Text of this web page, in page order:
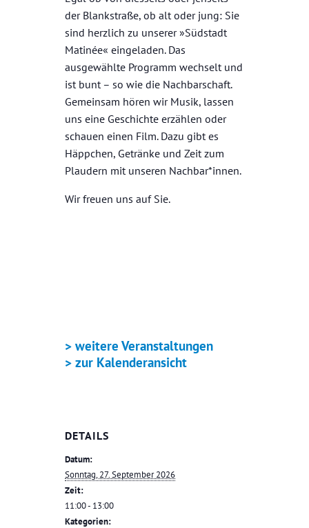
der Blankstraße, ob alt oder jung: Sie
sind herzlich zu unserer »Südstadt
Matinée« eingeladen. Das
ausgewählte Programm wechselt und
ist bunt – so wie die Nachbarschaft.
Gemeinsam hören wir Musik, lassen
uns eine Geschichte erzählen oder
schauen einen Film. Dazu gibt es
Häppchen, Getränke und Zeit zum
Plaudern mit unseren Nachbar*innen.
Wir freuen uns auf Sie.
> weitere Veranstaltungen
> zur Kalenderansicht
DETAILS
Datum:
Sonntag, 27. September 2026
Zeit:
11:00 - 13:00
Kategorien: